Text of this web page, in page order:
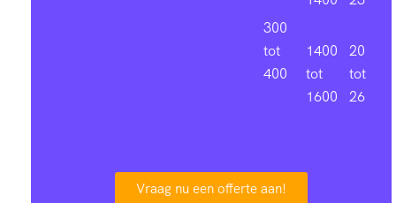
300
tot
400
1400
tot
1600
20
tot
26
Vraag nu een offerte aan!